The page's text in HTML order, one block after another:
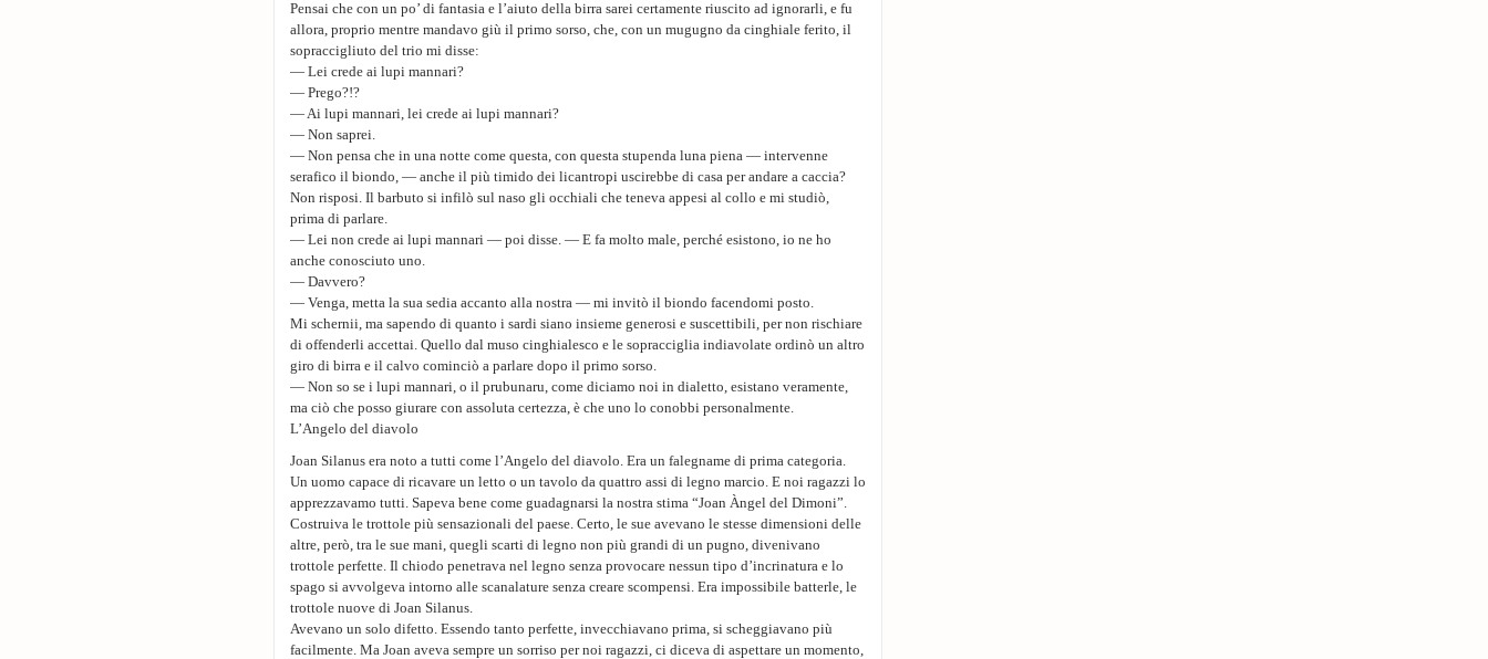
Pensai che con un po’ di fantasia e l’aiuto della birra sarei certamente riuscito ad ignorarli, e fu
allora, proprio mentre mandavo giù il primo sorso, che, con un mugugno da cinghiale ferito, il
sopraccigliuto del trio mi disse:
— Lei crede ai lupi mannari?
— Prego?!?
— Ai lupi mannari, lei crede ai lupi mannari?
— Non saprei.
— Non pensa che in una notte come questa, con questa stupenda luna piena — intervenne
serafico il biondo, — anche il più timido dei licantropi uscirebbe di casa per andare a caccia?
Non risposi. Il barbuto si infilò sul naso gli occhiali che teneva appesi al collo e mi studiò,
prima di parlare.
— Lei non crede ai lupi mannari — poi disse. — E fa molto male, perché esistono, io ne ho
anche conosciuto uno.
— Davvero?
— Venga, metta la sua sedia accanto alla nostra — mi invitò il biondo facendomi posto.
Mi schernii, ma sapendo di quanto i sardi siano insieme generosi e suscettibili, per non rischiare
di offenderli accettai. Quello dal muso cinghialesco e le sopracciglia indiavolate ordinò un altro
giro di birra e il calvo cominciò a parlare dopo il primo sorso.
— Non so se i lupi mannari, o il prubunaru, come diciamo noi in dialetto, esistano veramente,
ma ciò che posso giurare con assoluta certezza, è che uno lo conobbi personalmente.
L’Angelo del diavolo
Joan Silanus era noto a tutti come l’Angelo del diavolo. Era un falegname di prima categoria.
Un uomo capace di ricavare un letto o un tavolo da quattro assi di legno marcio. E noi ragazzi lo
apprezzavamo tutti. Sapeva bene come guadagnarsi la nostra stima “Joan Àngel del Dimoni”.
Costruiva le trottole più sensazionali del paese. Certo, le sue avevano le stesse dimensioni delle
altre, però, tra le sue mani, quegli scarti di legno non più grandi di un pugno, divenivano
trottole perfette. Il chiodo penetrava nel legno senza provocare nessun tipo d’incrinatura e lo
spago si avvolgeva intorno alle scanalature senza creare scompensi. Era impossibile batterle, le
trottole nuove di Joan Silanus.
Avevano un solo difetto. Essendo tanto perfette, invecchiavano prima, si scheggiavano più
facilmente. Ma Joan aveva sempre un sorriso per noi ragazzi, ci diceva di aspettare un momento,